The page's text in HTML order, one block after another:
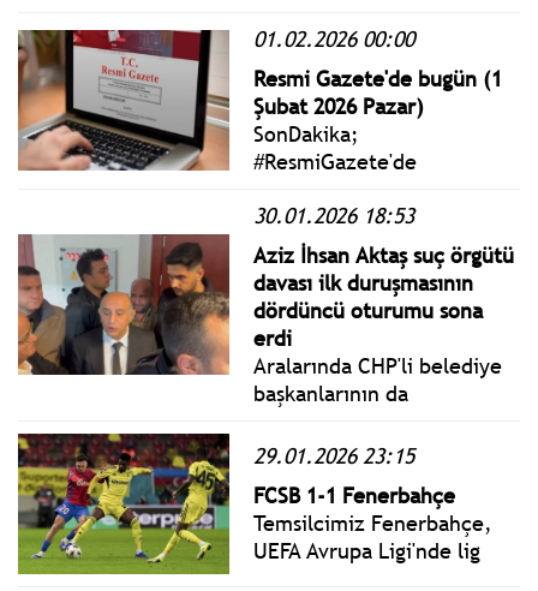
çıkaracak özellikte olması
durumunda aracı kullanan
sürücüye 16 bin lira idari
para cezası uygulanacak.
01.02.2026 00:00
Resmi Gazete'de bugün (1
Şubat 2026 Pazar)
SonDakika;
#ResmiGazete'de
Pazar yönetmelik, genelge
ve tebliğler
takip edebilirsiniz.
30.01.2026 18:53
Aziz İhsan Aktaş suç örgütü
davası ilk duruşmasının
dördüncü oturumu sona
erdi
Aralarında CHP'li belediye
başkanlarının da
200 sanığın yargılandığı
örgütü' yargılaması
dördüncü günü sona erdi.
29.01.2026 23:15
FCSB 1-1 Fenerbahçe
Temsilcimiz Fenerbahçe,
UEFA Avrupa Ligi'nde lig